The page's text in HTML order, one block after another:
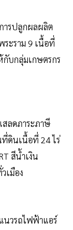
ารปลูกผลผลิต
ระราม 9 เนื้อที่
กับกลุ่มเกษตรกร
ลดภาระภาษี
ดินเนื้อที่ 24 ไร่
สีนํ้าเงิน
เมือง
นวรถไฟฟ้าแอร์